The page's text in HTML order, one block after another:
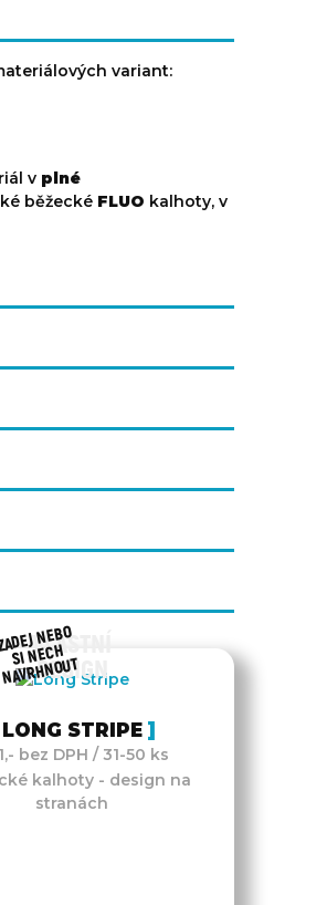
variant:
v plné
běžecké FLUO kalhoty, v
VLASTNÍ
DESIGN
NEBO
SI NECH
NAVRHNOUT
LONG STRIPE
bez DPH / 31-50 ks
kalhoty - design na
stranách